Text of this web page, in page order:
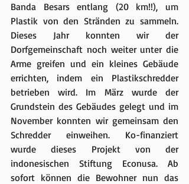
Banda Besars entlang (20 km!!), um
Plastik von den Stränden zu sammeln.
Dieses Jahr konnten wir der
Dorfgemeinschaft noch weiter unter die
Arme greifen und ein kleines Gebäude
errichten, indem ein Plastikschredder
betrieben wird. Im März wurde der
Grundstein des Gebäudes gelegt und im
November konnten wir gemeinsam den
Schredder einweihen. Ko-finanziert
wurde dieses Projekt von der
indonesischen Stiftung Econusa. Ab
sofort können die Bewohner nun das